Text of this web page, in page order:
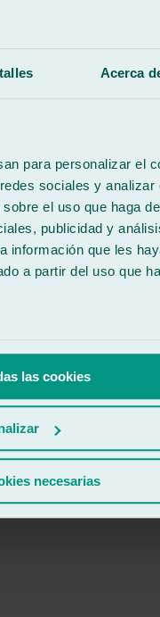
Acerca
para personalizar el
sociales y analizar
el uso que haga
publicidad y
información que les
a partir del uso que
las cookies
necesarias
podemos trabajar de